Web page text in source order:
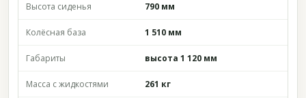
Высота сиденья 790 мм
Колёсная база 1 510 мм
Габариты высота 1 120 мм
Масса с жидкостями 261 кг